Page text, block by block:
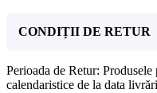
CONDIȚII DE RETUR
Perioada de Retur:
calendaristice de la data